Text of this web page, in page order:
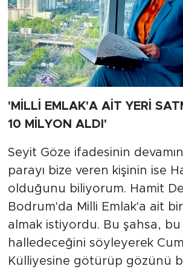
'MİLLİ EMLAK'A AİT YERİ
10 MİLYON ALDI'
Seyit Göze ifadesinin
parayı bize veren kişinin ise
olduğunu biliyorum. Hamit
Bodrum'da Milli Emlak'a ait
almak istiyordu. Bu şahsa, bu
halledeceğini söyleyerek
Külliyesine götürüp gözünü